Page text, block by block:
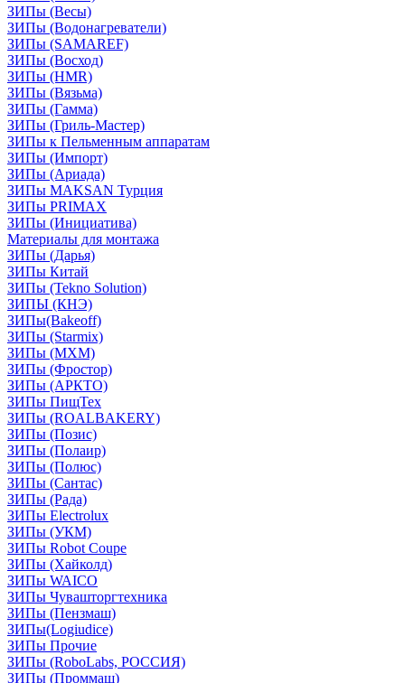
ЗИПы (Весы)
ЗИПы (Водонагреватели)
ЗИПы (SAMAREF)
ЗИПы (Восход)
ЗИПы (HMR)
ЗИПы (Вязьма)
ЗИПы (Гамма)
ЗИПы (Гриль-Мастер)
ЗИПы к Пельменным аппаратам
ЗИПы (Импорт)
ЗИПы (Ариада)
ЗИПы MAKSAN Турция
ЗИПы PRIMAX
ЗИПы (Инициатива)
Материалы для монтажа
ЗИПы (Дарья)
ЗИПы Китай
ЗИПы (Tekno Solution)
ЗИПЫ (КНЭ)
ЗИПы(Bakeoff)
ЗИПы (Starmix)
ЗИПы (МХМ)
ЗИПы (Фростор)
ЗИПы (АРКТО)
ЗИПы ПищТех
ЗИПы (ROALBAKERY)
ЗИПы (Позис)
ЗИПы (Полаир)
ЗИПы (Полюс)
ЗИПы (Сантас)
ЗИПы (Рада)
ЗИПы Electrolux
ЗИПы (УКМ)
ЗИПы Robot Coupe
ЗИПы (Хайколд)
ЗИПы WAICO
ЗИПы Чувашторгтехника
ЗИПы (Пензмаш)
ЗИПы(Logiudice)
ЗИПы Прочие
ЗИПы (RoboLabs, РОССИЯ)
ЗИПы (Проммаш)